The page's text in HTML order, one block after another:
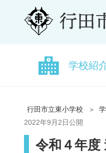
学校紹
行田市立東小学校
2022年9月2日公開
令和４年度